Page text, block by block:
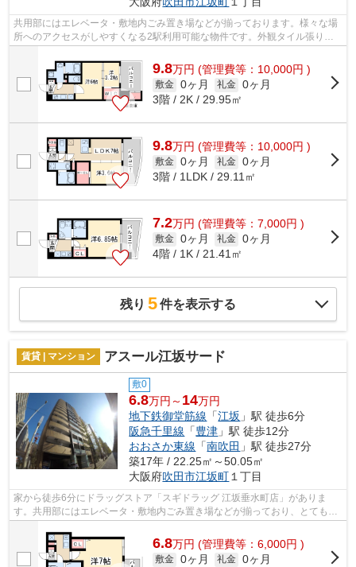
共用部にはエレベータ・敷地内ごみ置き場などが揃っております。様々な場
所へのアクセスがしやすくなる2駅利用可能な物件です。外観タイル張り
9.8万円 (管理費等：10,000円 )
敷金 0ヶ月 礼金 0ヶ月
3階 / 2K / 29.95㎡
9.8万円 (管理費等：10,000円 )
敷金 0ヶ月 礼金 0ヶ月
3階 / 1LDK / 29.11㎡
7.2万円 (管理費等：7,000円 )
敷金 0ヶ月 礼金 0ヶ月
4階 / 1K / 21.41㎡
残り 5件を表示する
賃貸 | マンション アスール江坂サード
敷0
6.8万円～ 14万円
地下鉄御堂筋線 「江坂 」駅 徒歩6分
阪急千里線 「豊津 」駅 徒歩12分
おおさか東線 「南吹田 」駅 徒歩27分
築17年 / 22.25㎡～50.05㎡
大阪府吹田市江坂町 １丁目
家から徒歩6分にドラッグストア「スギドラッグ 江坂垂水町店」がありま
す。共用部にはエレベータ・敷地内ごみ置き場などが揃っており、とても充
実しています。素敵な外観タイル張り仕...
6.8万円 (管理費等：6,000円 )
敷金 0ヶ月 礼金 0ヶ月